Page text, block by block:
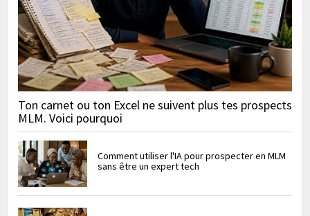
Ton carnet ou ton Excel ne suivent plus tes prospects
MLM. Voici pourquoi
Comment utiliser l'IA pour prospecter en MLM
sans être un expert tech